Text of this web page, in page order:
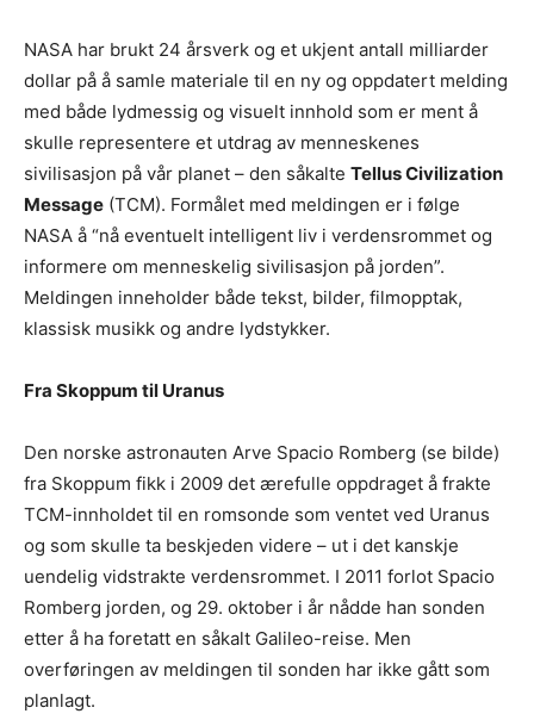
NASA har brukt 24 årsverk og et ukjent antall milliarder
dollar på å samle materiale til en ny og oppdatert melding
med både lydmessig og visuelt innhold som er ment å
skulle representere et utdrag av menneskenes
sivilisasjon på vår planet – den såkalte Tellus Civilization
Message (TCM). Formålet med meldingen er i følge
NASA å “nå eventuelt intelligent liv i verdensrommet og
informere om menneskelig sivilisasjon på jorden”.
Meldingen inneholder både tekst, bilder, filmopptak,
klassisk musikk og andre lydstykker.
Fra Skoppum til Uranus
Den norske astronauten Arve Spacio Romberg (se bilde)
fra Skoppum fikk i 2009 det ærefulle oppdraget å frakte
TCM-innholdet til en romsonde som ventet ved Uranus
og som skulle ta beskjeden videre – ut i det kanskje
uendelig vidstrakte verdensrommet. I 2011 forlot Spacio
Romberg jorden, og 29. oktober i år nådde han sonden
etter å ha foretatt en såkalt Galileo-reise. Men
overføringen av meldingen til sonden har ikke gått som
planlagt.